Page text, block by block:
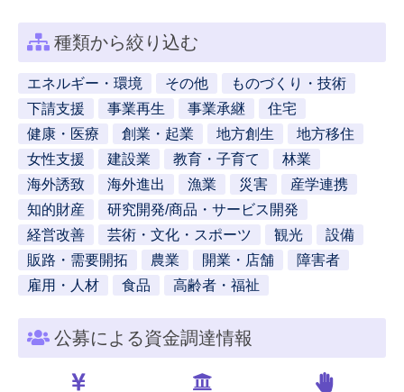
種類から絞り込む
エネルギー・環境 その他
ものづくり・技術
下請支援
事業再生 事業承継
住宅
健康・医療
創業・起業 地方創生
地方移住
女性支援
建設業 教育・子育て
林業
海外誘致
海外進出 漁業 災害
産学連携
知的財産
研究開発/商品・サービス開発
経営改善
芸術・文化・スポーツ 観光
設備
販路・需要開拓
農業 開業・店舗
障害者
雇用・人材
食品 高齢者・福祉
公募による資金調達情報